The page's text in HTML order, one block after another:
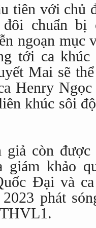
tiên với chủ
chuẩn bị
ngoạn mục
tới ca khúc
Mai sẽ
Henry
khúc sôi
giả còn
giám khảo
Đại và
phát